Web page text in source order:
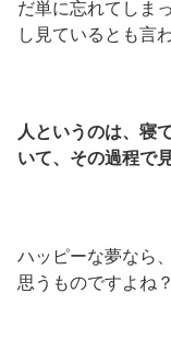
だ単に忘れてしま
し見ているとも言
人というのは、寝
いて、その過程で
ハッピーな夢なら
思うものですよね？